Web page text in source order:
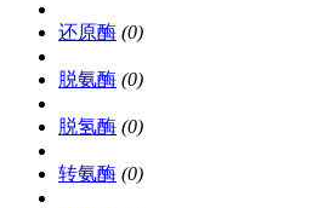
还原酶 (0)
脱氨酶 (0)
脱氢酶 (0)
转氨酶 (0)